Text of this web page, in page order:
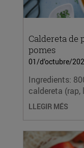
Caldereta de
pomes
01/d’octubre/
Ingredients:
caldereta (rap,
LLEGIR MÉS